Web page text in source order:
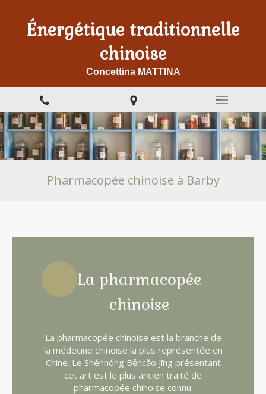
Énergétique traditionnelle
chinoise
Concettina MATTINA
Pharmacopée chinoise à Barby
La pharmacopée
chinoise
La pharmacopée chinoise est la branche de
la médecine chinoise la plus représentée en
Chine. Le Shénnóng Běncăo Jīng présentant
cet art est le plus ancien traité de
pharmacopée chinoise connu.